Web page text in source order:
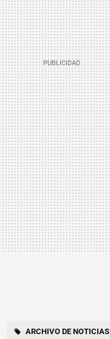
ARCHIVO DE NOTICIAS